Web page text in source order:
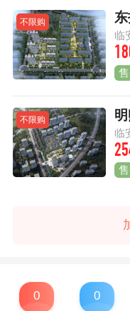
不限购
临
不限购
临
0 0